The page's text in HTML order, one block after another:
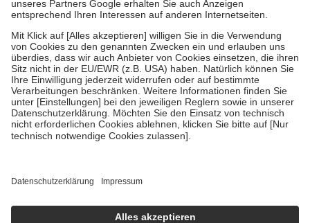
Um das Engagement der Versicherten für ihre eigene Gesundheit zu
stärken und die besondere Stellung der Familie zu unterstützen,
fallenkeine Zuzahlungenan bei:
• Kindern und Jugendlichen bis zum vollendeten 18. Lebensjahr
mit Ausnahme der Fahrkosten
• Untersuchungen zur Vorsorge und Früherkennung, die von der
GKV getragen werden
• empfohlenen Schutzimpfungen
• Harn- und Blutteststreifen
getroffen, um sicherzustellen, dass es sich um echte Bewertungen
https://help.etrusted.com/hc/de/articles/4419944605341